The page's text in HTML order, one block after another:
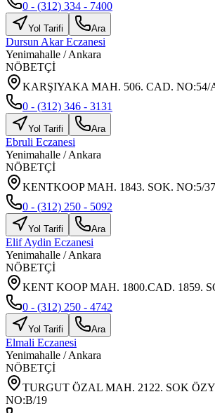
0 - (312) 334 - 7400
Yol Tarifi Ara
Dursun Akar Eczanesi
Yenimahalle /Ankara
NÖBETÇİ
KARŞIYAKA MAH. 506. CAD. NO:54/
0 - (312) 346 - 3131
Yol Tarifi Ara
Ebruli Eczanesi
Yenimahalle /Ankara
NÖBETÇİ
KENTKOOP MAH. 1843. SOK. NO:5/
0 - (312) 250 - 5092
Yol Tarifi Ara
Elif Aydin Eczanesi
Yenimahalle /Ankara
NÖBETÇİ
KENT KOOP MAH. 1800.CAD. 1859.
0 - (312) 250 - 4742
Yol Tarifi Ara
Elmali Eczanesi
Yenimahalle /Ankara
NÖBETÇİ
TURGUT ÖZAL MAH. 2122. SOK
NO:B/19